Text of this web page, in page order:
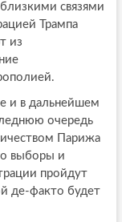
связями
Трампа
из
и в дальнейшем
очередь
Парижа
выборы и
пройдут
де-факто будет